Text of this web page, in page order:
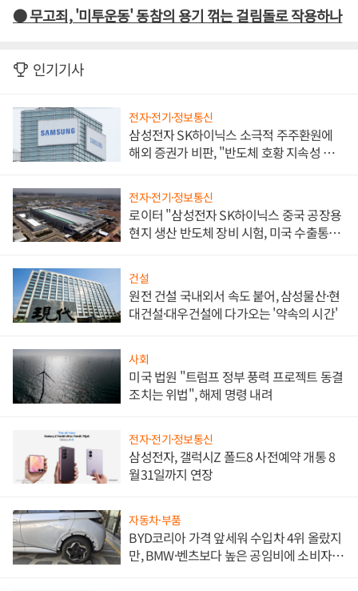
● 무고죄, '미투운동' 동참의 용기 꺾는 걸림돌로 작용하나
인기기사
전자·전기·정보통신
삼성전자 SK하이닉스 소극적 주주환원에
해외 증권가 비판, "반도체 호황 지속성 의
전자·전기·정보통신
로이터 "삼성전자 SK하이닉스 중국 공장용
현지 생산 반도체 장비 시험, 미국 수출통제
건설
원전 건설 국내외서 속도 붙어, 삼성물산·현
대건설·대우건설에 다가오는 '약속의 시간'
사회
미국 법원 "트럼프 정부 풍력 프로젝트 동결
조치는 위법", 해제 명령 내려
전자·전기·정보통신
삼성전자, 갤럭시Z 폴드8 사전예약 개통 8
월31일까지 연장
자동차·부품
BYD코리아 가격 앞세워 수입차 4위 올랐지
만, BMW·벤츠보다 높은 공임비에 소비자